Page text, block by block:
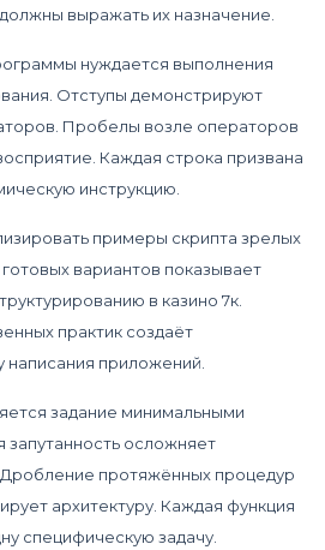
выражать их назначение.
нуждается выполнения
Отступы демонстрируют
Пробелы возле операторов
Каждая строка призвана
инструкцию.
примеры скрипта зрелых
вариантов показывает
в казино 7к.
практик создаёт
написания приложений.
задание минимальными
осложняет
протяжённых процедур
архитектуру. Каждая функция
специфическую задачу.